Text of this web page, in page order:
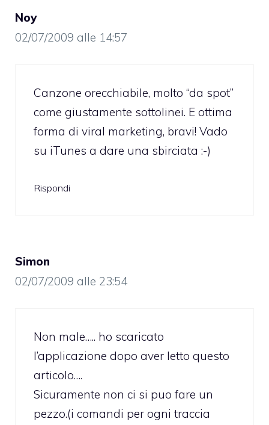
Noy
02/07/2009 alle 14:57
Canzone orecchiabile, molto “da spot”
come giustamente sottolinei. E ottima
forma di viral marketing, bravi! Vado
su iTunes a dare una sbirciata :-)
Rispondi
Simon
02/07/2009 alle 23:54
Non male….. ho scaricato
l’applicazione dopo aver letto questo
articolo….
Sicuramente non ci si puo fare un
pezzo.(i comandi per ogni traccia